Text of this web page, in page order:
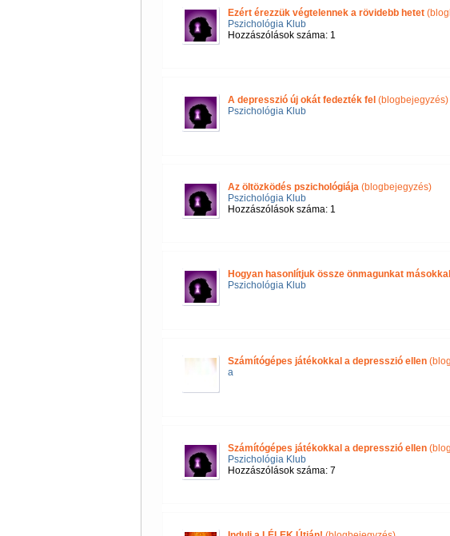
Ezért érezzük végtelennek a rövidebb hetet
Pszichológia Klub
Hozzászólások száma: 1
A depresszió új okát fedezték fel (blogbejegyzés)
Pszichológia Klub
Az öltözködés pszichológiája(blogbejegyzés)
Pszichológia Klub
Hozzászólások száma: 1
Hogyan hasonlítjuk össze önmagunkat
Pszichológia Klub
Számítógépes játékokkal a depresszió ellen
a
Számítógépes játékokkal a depresszió ellen
Pszichológia Klub
Hozzászólások száma: 7